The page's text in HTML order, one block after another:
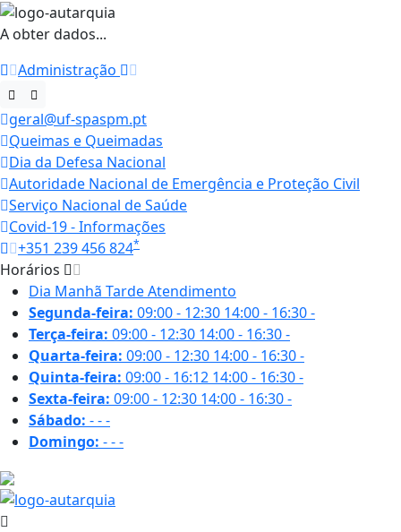
A obter dados...
Administração
geral@uf-spaspm.pt
Queimas e Queimadas
Dia da Defesa Nacional
Autoridade Nacional de Emergência e Proteção Civil
Serviço Nacional de Saúde
Covid-19 - Informações
+351 239 456 824*
Horários
Dia Manhã TardeAtendimento
Segunda-feira: 09:00 - 12:30 14:00 - 16:30-
Terça-feira: 09:00 - 12:30 14:00 - 16:30-
Quarta-feira: 09:00 - 12:30 14:00 - 16:30-
Quinta-feira: 09:00 - 16:12 14:00 - 16:30-
Sexta-feira: 09:00 - 12:30 14:00 - 16:30-
Sábado: ---
Domingo: ---